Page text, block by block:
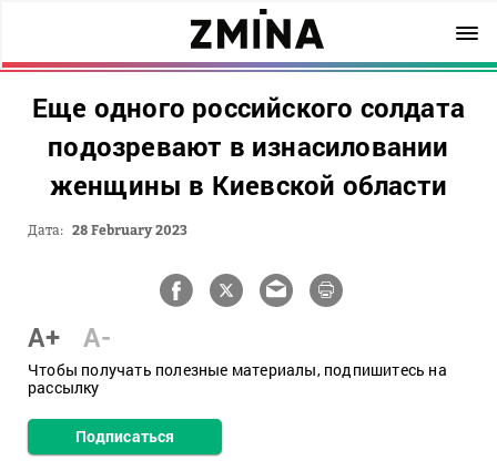
Еще одного российского солдата
подозревают в изнасиловании
женщины в Киевской области
Дата: 28 February 2023
A+ A-
Чтобы получать полезные материалы, подпишитесь на
рассылку
Подписаться